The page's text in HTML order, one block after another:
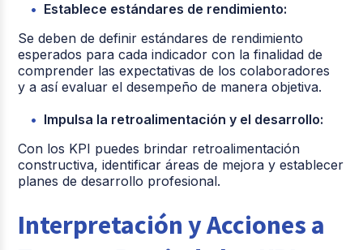
Establece estándares de rendimiento:
Se deben de definir estándares de rendimiento
esperados para cada indicador con la finalidad de
comprender las expectativas de los colaboradores
y a así evaluar el desempeño de manera objetiva.
Impulsa la retroalimentación y el desarrollo:
Con los KPI puedes brindar retroalimentación
constructiva, identificar áreas de mejora y establecer
planes de desarrollo profesional.
Interpretación y Acciones a